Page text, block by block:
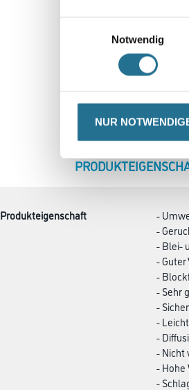
Notwendig
NUR
CURRENT
Produkteigenschaft
-
-
- Blei-
- Guter
-
- Sehr
-
-
-
- Nicht
-
-